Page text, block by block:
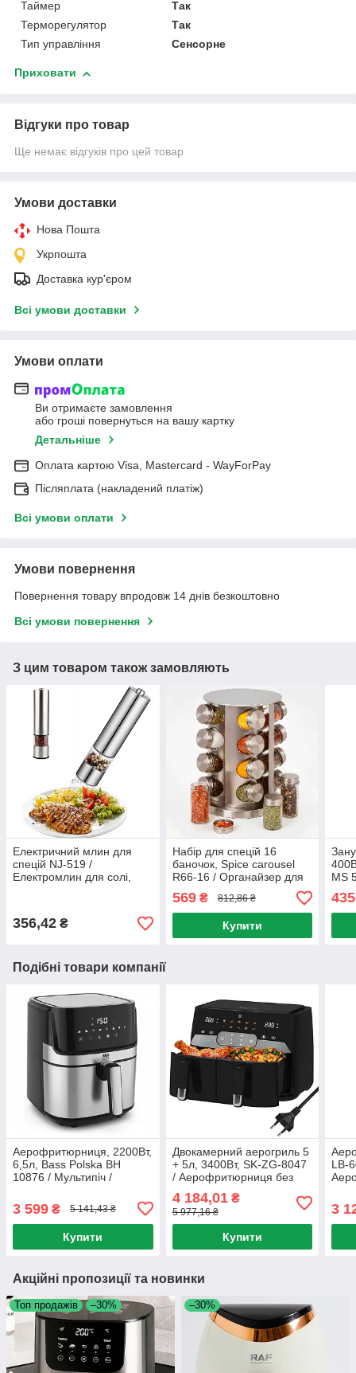
Таймер
Так
Терморегулятор
Так
Тип управління
Сенсорне
Приховати
Відгуки про товар
Ще немає відгуків про цей товар
Умови доставки
Нова Пошта
Укрпошта
Доставка кур'єром
Всі умови доставки
Умови оплати
Ви отримаєте замовлення
або гроші повернуться на вашу картку
Детальніше
Оплата картою Visa, Mastercard - WayForPay
Післяплата (накладений платіж)
Всі умови оплати
Умови повернення
Повернення товару впродовж 14 днів безкоштовно
Всі умови повернення
З цим товаром також замовляють
Електричний млин для
спецій NJ-519 /
Електромлин для солі,
356,42 ₴
Набір для спецій 16
баночок, Spice carousel
R66-16 / Органайзер для
спецій на обертовій
підставці / Карусель для
спецій
569₴ 812,86 ₴
Купити
MS
435
Подібні товари компанії
Аерофритюрниця, 2200Вт,
6,5л, Bass Polska BH
10876 / Мультипіч /
Аерогриль / Безмасляна
фритюрниця
3 599 ₴ 5 141,43 ₴
Купити
Двокамерний аерогриль 5
+ 5л, 3400Вт, SK-ZG-8047
/ Аерофритюрниця без
4 184,01₴
5 977,16 ₴
Купити
LB-
3
Акційні пропозиції та новинки
Топ продажів –30% –30%